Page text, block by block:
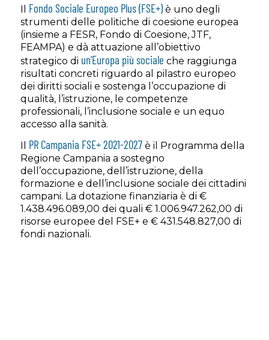
Il Fondo Sociale Europeo Plus (FSE+)è uno degli
strumenti delle politiche di coesione europea
(insieme a FESR, Fondo di Coesione, JTF,
FEAMPA) e dà attuazione all’obiettivo
strategico di un’Europa più sociale che raggiunga
risultati concreti riguardo al pilastro europeo
dei diritti sociali e sostenga l’occupazione di
qualità, l’istruzione, le competenze
professionali, l’inclusione sociale e un equo
accesso alla sanità.
Il PR Campania FSE+ 2021-2027è il Programma della
Regione Campania a sostegno
dell’occupazione, dell’istruzione, della
formazione e dell’inclusione sociale dei cittadini
campani. La dotazione finanziaria è di €
1.438.496.089,00 dei quali € 1.006.947.262,00 di
risorse europee del FSE+ e € 431.548.827,00 di
fondi nazionali.